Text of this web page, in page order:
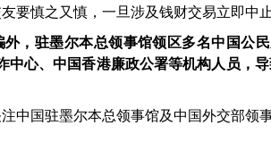
要慎之又慎，一旦涉及钱财交易立即中
外，驻墨尔本总领事馆领区多名中国公
中心、中国香港廉政公署等机构人员，
国驻墨尔本总领事馆及中国外交部领事